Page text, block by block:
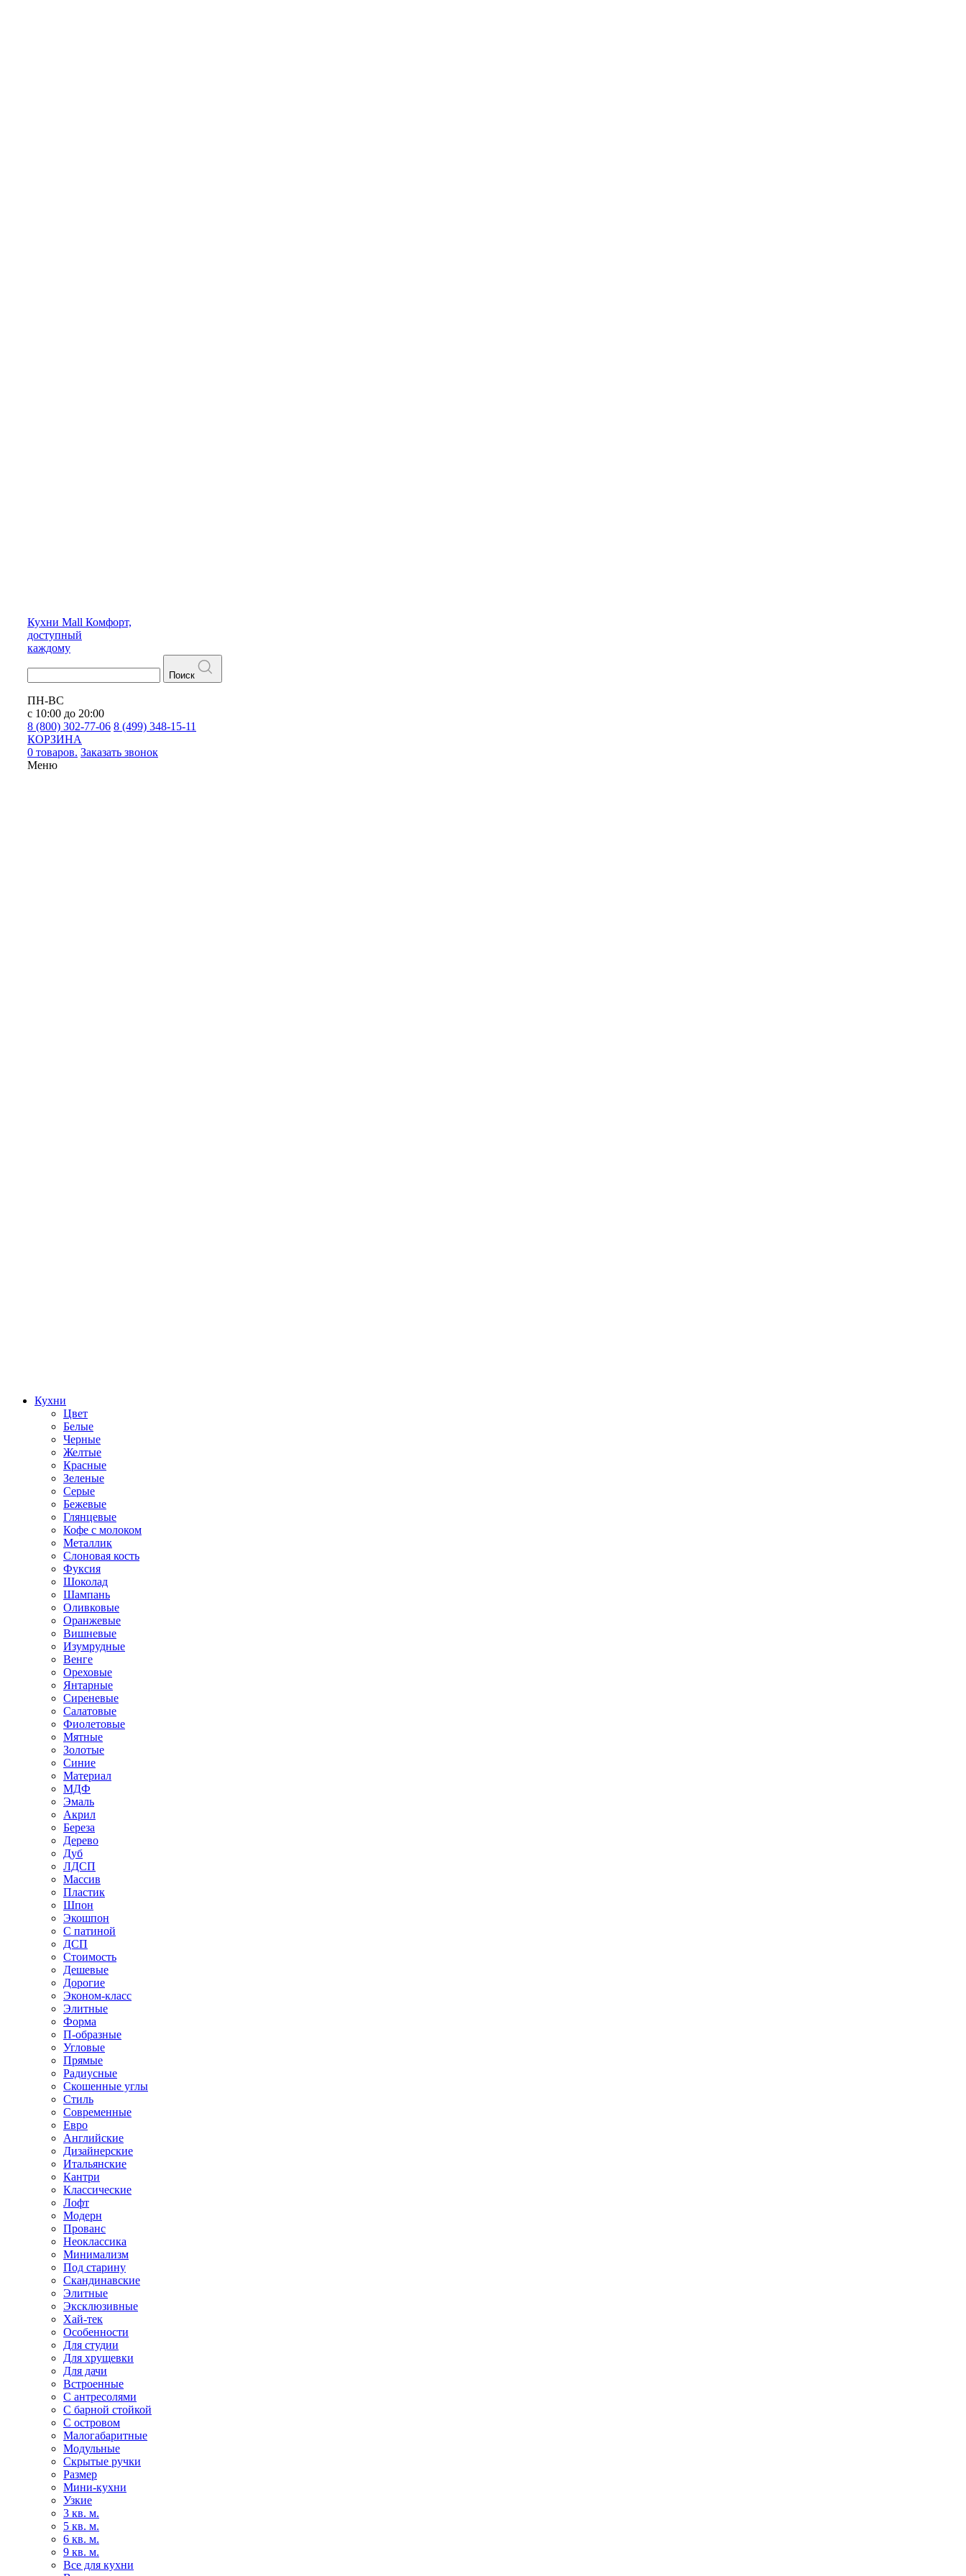
Кухни Mall Комфорт,
доступный
каждому
Поиск
ПН-ВС
с 10:00 до 20:00
8 (800) 302-77-06 8 (499) 348-15-11
КОРЗИНА
0 товаров. Заказать звонок
Меню
Кухни
Цвет
Белые
Черные
Желтые
Красные
Зеленые
Серые
Бежевые
Глянцевые
Кофе с молоком
Металлик
Слоновая кость
Фуксия
Шоколад
Шампань
Оливковые
Оранжевые
Вишневые
Изумрудные
Венге
Ореховые
Янтарные
Сиреневые
Салатовые
Фиолетовые
Мятные
Золотые
Синие
Материал
МДФ
Эмаль
Акрил
Береза
Дерево
Дуб
ЛДСП
Массив
Пластик
Шпон
Экошпон
С патиной
ДСП
Стоимость
Дешевые
Дорогие
Эконом-класс
Элитные
Форма
П-образные
Угловые
Прямые
Радиусные
Скошенные углы
Стиль
Современные
Евро
Английские
Дизайнерские
Итальянские
Кантри
Классические
Лофт
Модерн
Прованс
Неоклассика
Минимализм
Под старину
Скандинавские
Элитные
Эксклюзивные
Хай-тек
Особенности
Для студии
Для хрущевки
Для дачи
Встроенные
С антресолями
С барной стойкой
С островом
Малогабаритные
Модульные
Скрытые ручки
Размер
Мини-кухни
Узкие
3 кв. м.
5 кв. м.
6 кв. м.
9 кв. м.
Все для кухни